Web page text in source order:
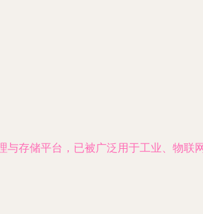
与存储平台，已被广泛用于工业、物联